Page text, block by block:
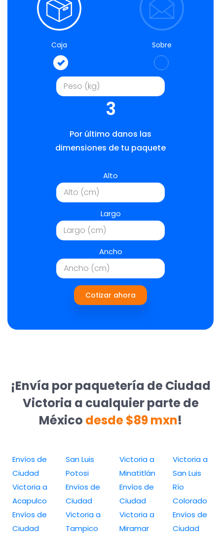
Caja Sobre
3
Por último danos las
dimensiones de tu paquete
Alto
Largo
Ancho
Cotizar ahora
¡Envía por paquetería de Ciudad
Victoria a cualquier parte de
México desde $89 mxn!
Envíos de
Ciudad
Victoria a
Acapulco
Envíos de
Ciudad
San Luis
Potosi
Envíos de
Ciudad
Victoria a
Tampico
Victoria a
Minatitlán
Envíos de
Ciudad
Victoria a
Miramar
Victoria a
San Luis
Río
Colorado
Envíos de
Ciudad